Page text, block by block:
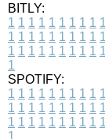
BITLY:
1 1 1 1 1 1 1 1 1 1
1 1 1 1 1 1 1 1 1 1
1 1 1 1 1 1 1 1 1 1
1
SPOTIFY:
1 1 1 1 1 1 1 1 1 1
1 1 1 1 1 1 1 1 1 1
1 1 1 1 1 1 1 1 1 1
1